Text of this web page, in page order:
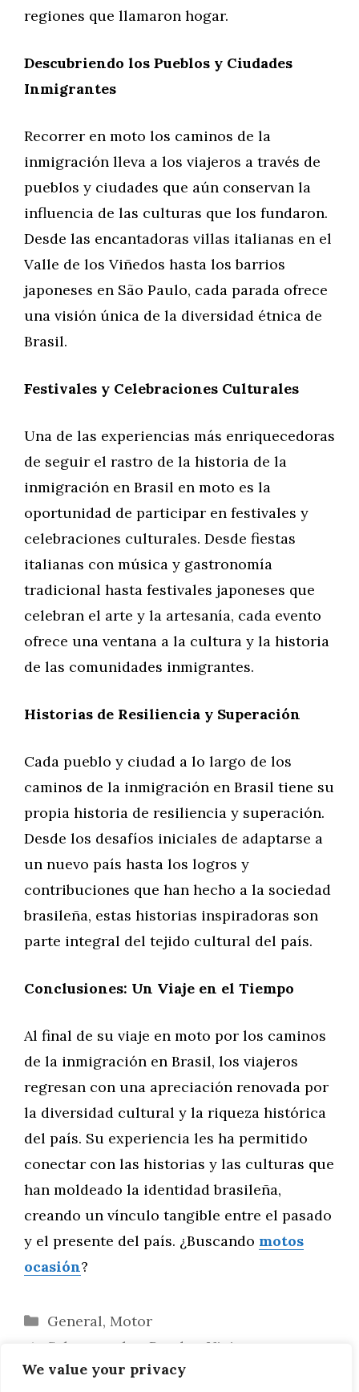
We value your privacy
regiones que llamaron hogar.
Descubriendo los Pueblos y Ciudades
Inmigrantes
Recorrer en moto los caminos de la
inmigración lleva a los viajeros a través de
pueblos y ciudades que aún conservan la
influencia de las culturas que los fundaron.
Desde las encantadoras villas italianas en el
Valle de los Viñedos hasta los barrios
japoneses en São Paulo, cada parada ofrece
una visión única de la diversidad étnica de
Brasil.
Festivales y Celebraciones Culturales
Una de las experiencias más enriquecedoras
de seguir el rastro de la historia de la
inmigración en Brasil en moto es la
oportunidad de participar en festivales y
celebraciones culturales. Desde fiestas
italianas con música y gastronomía
tradicional hasta festivales japoneses que
celebran el arte y la artesanía, cada evento
ofrece una ventana a la cultura y la historia
de las comunidades inmigrantes.
Historias de Resiliencia y Superación
Cada pueblo y ciudad a lo largo de los
caminos de la inmigración en Brasil tiene su
propia historia de resiliencia y superación.
Desde los desafíos iniciales de adaptarse a
un nuevo país hasta los logros y
contribuciones que han hecho a la sociedad
brasileña, estas historias inspiradoras son
parte integral del tejido cultural del país.
Conclusiones: Un Viaje en el Tiempo
Al final de su viaje en moto por los caminos
de la inmigración en Brasil, los viajeros
regresan con una apreciación renovada por
la diversidad cultural y la riqueza histórica
del país. Su experiencia les ha permitido
conectar con las historias y las culturas que
han moldeado la identidad brasileña,
creando un vínculo tangible entre el pasado
y el presente del país. ¿Buscando motos
ocasión?
Categorías
General, Motor
Sabores sobre Ruedas: Viajes
Gastronómicos en Moto por Brasil